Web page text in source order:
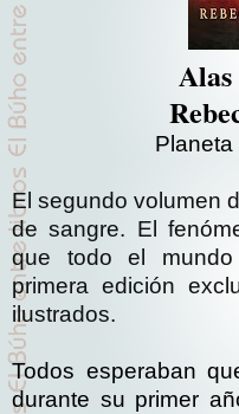
Planeta
El segundo volumen
de sangre. El
que todo el
primera edición
ilustrados.
Todos esperaban
durante su primer